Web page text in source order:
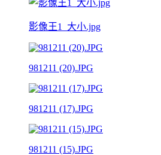
影像王1_大小.jpg
981211 (20).JPG
981211 (17).JPG
981211 (15).JPG